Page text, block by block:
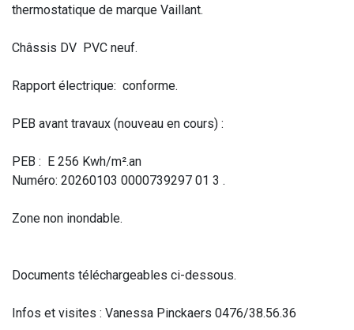
thermostatique de marque Vaillant.
Châssis DV PVC neuf.
Rapport électrique: conforme.
PEB avant travaux (nouveau en cours) :
PEB : E 256 Kwh/m².an
Numéro: 20260103 0000739297 01 3 .
Zone non inondable.
Documents téléchargeables ci-dessous.
Infos et visites : Vanessa Pinckaers 0476/38.56.36